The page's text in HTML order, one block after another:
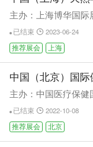
主办：上海博华国际
已结束
2023-06-24
推荐展会
上海
中国（北京）国
主办：中国医疗保健
已结束
2022-10-08
推荐展会
北京